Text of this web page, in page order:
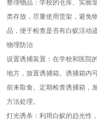
整理物品：学校的仓库、实验
类存放，尽量使用货架，避免
品，便于检查是否有白蚁活动迹
物理防治
设置诱捕装置：在学校和医院
地方，放置诱捕箱。诱捕箱内
前来取食。定期检查诱捕箱，
方法处理。
灯光诱杀：利用白蚁的趋光性